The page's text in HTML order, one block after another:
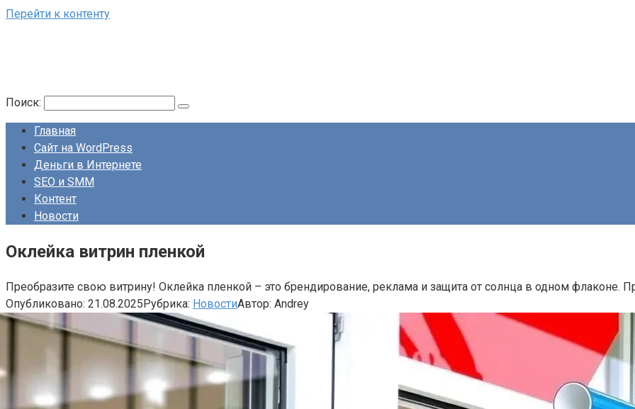
Перейти к контенту
Поиск:
Главная
Сайт на WordPress
Деньги в Интернете
SEO и SMM
Контент
Новости
Оклейка витрин пленкой
Преобразите свою витрину! Оклейка пленкой – это брендирование, реклама и защита от солнца в одном флаконе.
Опубликовано: 21.08.2025Рубрика: НовостиАвтор: Andrey